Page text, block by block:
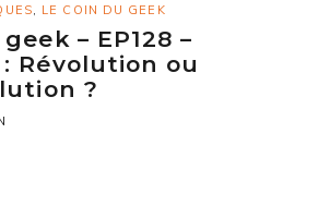
LE COIN DU GEEK
– EP128 –
: Révolution ou
?